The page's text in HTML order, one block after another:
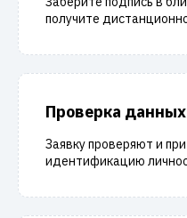
получите
Проверка данных
Заявку проверяют и
идентификацию